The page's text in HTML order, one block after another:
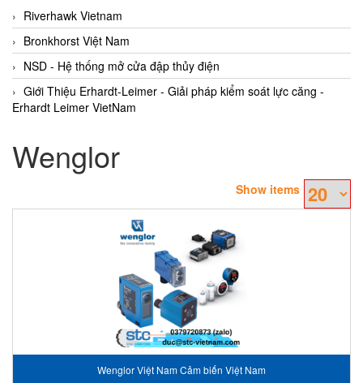
Riverhawk Vietnam
Bronkhorst Việt Nam
NSD - Hệ thống mở cửa đập thủy điện
Giới Thiệu Erhardt-Leimer - Giải pháp kiểm soát lực căng -
Erhardt Leimer VietNam
Wenglor
Show items
Wenglor Việt Nam Cảm biến Việt Nam